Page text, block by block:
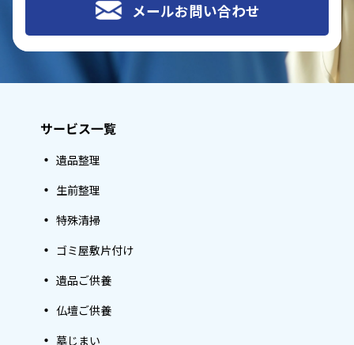
メールお問い合わせ
サービス一覧
遺品整理
生前整理
特殊清掃
ゴミ屋敷片付け
遺品ご供養
仏壇ご供養
墓じまい